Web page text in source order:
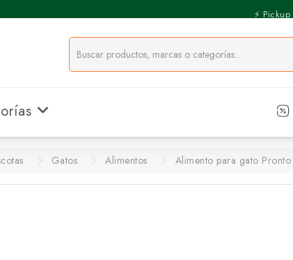
⚡️
Gatos Alimentos Alimento para gato